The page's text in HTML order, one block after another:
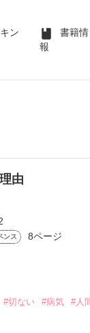
ン
書籍情
報
由
ンス 8ページ
#切ない #病気 #人